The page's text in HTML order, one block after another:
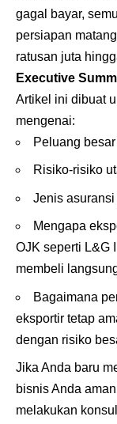
gagal bayar,
persiapan
ratusan juta
Executive
Artikel ini dibuat
mengenai:
Peluang
Risiko-risiko
Jenis
Mengapa
OJK seperti L&G
membeli
Bagaimana
eksportir tetap
dengan risiko
Jika Anda baru
bisnis Anda
melakukan